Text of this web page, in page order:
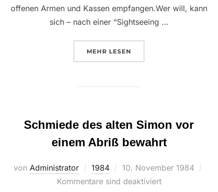
offenen Armen und Kassen empfangen.Wer will, kann
sich – nach einer “Sightseeing …
MEHR ÜBER “SCHABBACH WIRD
LESEN
Schmiede des alten Simon vor
einem Abriß bewahrt
von Administrator 1984
Veröffentlicht
am
10. November 1984
Kommentare sind deaktiviert